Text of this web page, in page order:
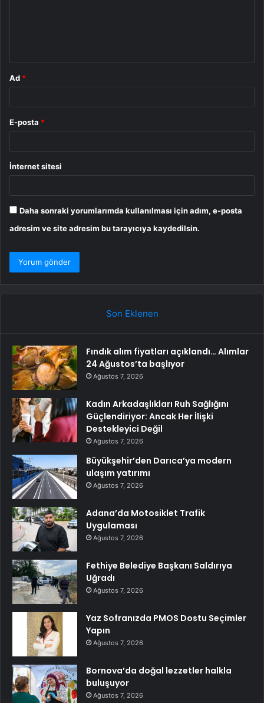
Ad *
E-posta *
İnternet sitesi
Daha sonraki yorumlarımda kullanılması için adım, e-posta
adresim ve site adresim bu tarayıcıya kaydedilsin.
Son Eklenen
Fındık alım fiyatları açıklandı… Alımlar
24 Ağustos’ta başlıyor
Ağustos 7, 2026
Kadın Arkadaşlıkları Ruh Sağlığını
Güçlendiriyor: Ancak Her İlişki
Destekleyici Değil
Ağustos 7, 2026
Büyükşehir’den Darıca’ya modern
ulaşım yatırımı
Ağustos 7, 2026
Adana’da Motosiklet Trafik
Uygulaması
Ağustos 7, 2026
Fethiye Belediye Başkanı Saldırıya
Uğradı
Ağustos 7, 2026
Yaz Sofranızda PMOS Dostu Seçimler
Yapın
Ağustos 7, 2026
Bornova’da doğal lezzetler halkla
buluşuyor
Ağustos 7, 2026